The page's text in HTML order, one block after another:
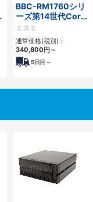
BBC-RM1760シリ
ーズ第14世代Core
対応ラックマウント
3PCIe
ミスミ
通常価格(税別)：
340,800円～
5日目～